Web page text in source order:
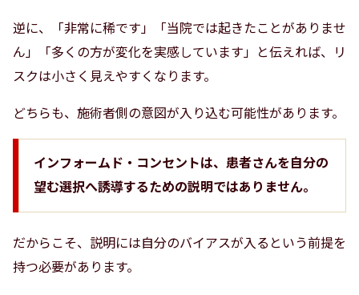
逆に、「非常に稀です」「当院では起きたことがありませ
ん」「多くの方が変化を実感しています」と伝えれば、リ
スクは小さく見えやすくなります。
どちらも、施術者側の意図が入り込む可能性があります。
インフォームド・コンセントは、患者さんを自分の
望む選択へ誘導するための説明ではありません。
だからこそ、説明には自分のバイアスが入るという前提を
持つ必要があります。